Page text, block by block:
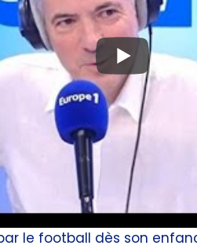
le football dès son